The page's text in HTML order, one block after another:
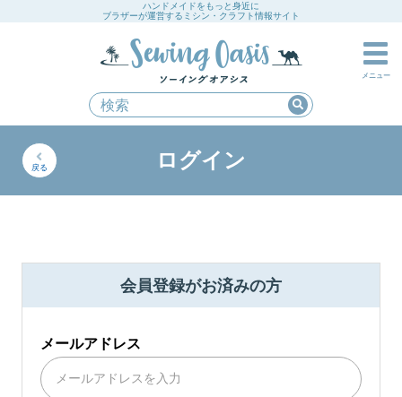
ハンドメイドをもっと身近に
ブラザーが運営するミシン・クラフト情報サイト
メニュー
戻る ログイン
会員登録がお済みの方
メールアドレス